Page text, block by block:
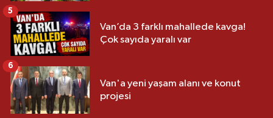
Van’da 3 farklı mahallede kavga!
Çok sayıda yaralı var
5
Van'a yeni yaşam alanı ve konut
projesi
6